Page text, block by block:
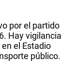
por el partido
Hay vigilancia
el Estadio
público.